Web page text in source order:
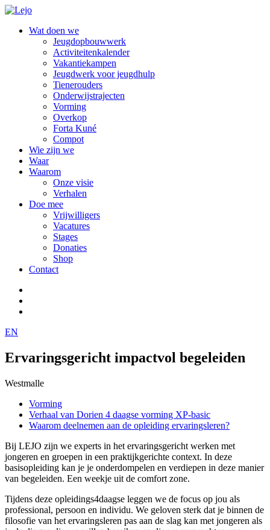
Wat doen we
Jeugdopbouwwerk
Activiteitenkalender
Vakantiekampen
Jeugdwerk voor jeugdhulp
Tienerouders
Onderwijstrajecten
Vorming
Overkop
Forta Kuné
Compot
Wie zijn we
Waar
Waarom
Onze visie
Verhalen
Doe mee
Vrijwilligers
Vacatures
Stages
Donaties
Shop
Contact
EN
Ervaringsgericht impactvol begeleiden
Westmalle
Vorming
Verhaal van Dorien 4 daagse vorming XP-basic
Waarom deelnemen aan de opleiding ervaringsleren?
Bij LEJO zijn we experts in het ervaringsgericht werken met
jongeren en groepen in een praktijkgerichte context. In deze
basisopleiding kan je je onderdompelen en verdiepen in deze manier
van begeleiden. Een weekje uit de comfort zone.
Tijdens deze opleidings4daagse leggen we de focus op jou als
professional, persoon en individu. We geloven sterk dat je binnen de
filosofie van het ervaringsleren pas aan de slag kan met jongeren als